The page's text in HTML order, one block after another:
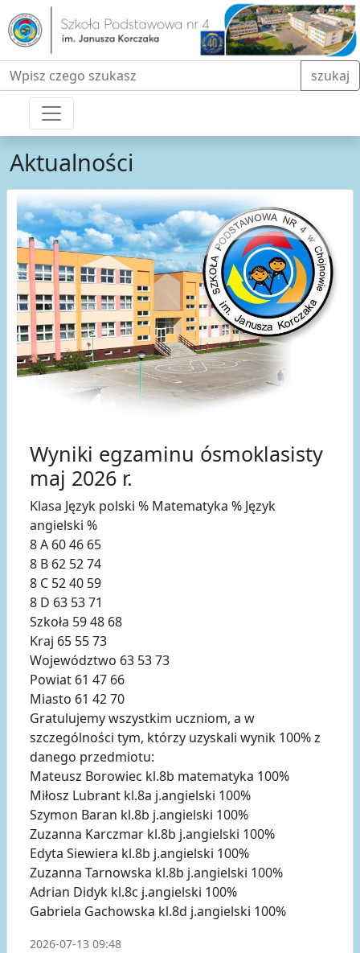
Fraza do wyszukiwania szukaj
Aktualności
Wyniki egzaminu ósmoklasisty
maj 2026 r.
Klasa Język polski % Matematyka % Język
angielski %
8 A 60 46 65
8 B 62 52 74
8 C 52 40 59
8 D 63 53 71
Szkoła 59 48 68
Kraj 65 55 73
Województwo 63 53 73
Powiat 61 47 66
Miasto 61 42 70
Gratulujemy wszystkim uczniom, a w
szczególności tym, którzy uzyskali wynik 100% z
danego przedmiotu:
Mateusz Borowiec kl.8b matematyka 100%
Miłosz Lubrant kl.8a j.angielski 100%
Szymon Baran kl.8b j.angielski 100%
Zuzanna Karczmar kl.8b j.angielski 100%
Edyta Siewiera kl.8b j.angielski 100%
Zuzanna Tarnowska kl.8b j.angielski 100%
Adrian Didyk kl.8c j.angielski 100%
Gabriela Gachowska kl.8d j.angielski 100%
2026-07-13 09:48